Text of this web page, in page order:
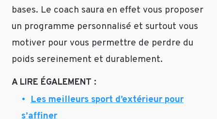
bases. Le coach saura en effet vous proposer
un programme personnalisé et surtout vous
motiver pour vous permettre de perdre du
poids sereinement et durablement.
A LIRE ÉGALEMENT :
Les meilleurs sport d’extérieur pour
s’affiner